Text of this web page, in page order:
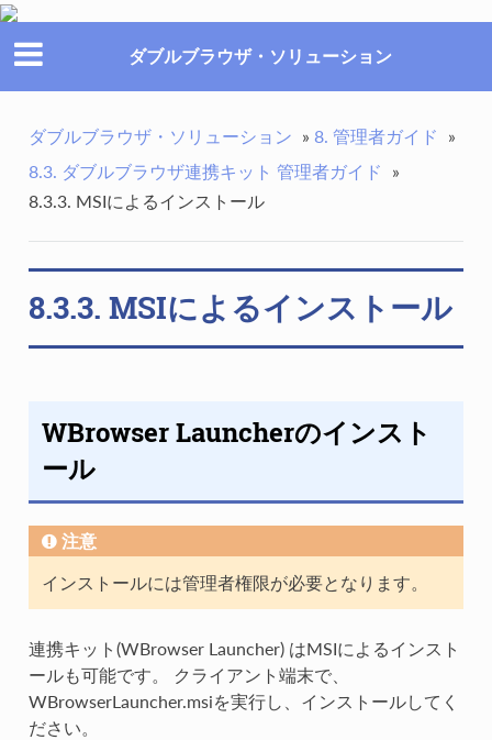
ダブルブラウザ・ソリューション
ダブルブラウザ・ソリューション » 8. 管理者ガイド
»
8.3. ダブルブラウザ連携キット 管理者ガイド
»
8.3.3. MSIによるインストール
8.3.3. MSIによるインストール
WBrowser Launcherのインスト
ール
注意
インストールには管理者権限が必要となります。
連携キット(WBrowser Launcher) はMSIによるインスト
ールも可能です。 クライアント端末で、
WBrowserLauncher.msiを実行し、インストールしてく
ださい。